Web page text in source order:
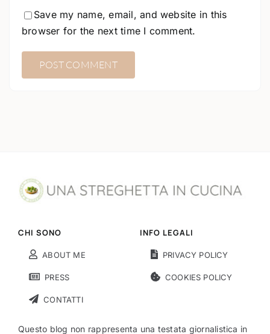
Save my name, email, and website in this
browser for the next time I comment.
CHI SONO
ABOUT ME
PRESS
CONTATTI
INFO LEGALI
PRIVACY POLICY
COOKIES POLICY
Questo blog non rappresenta una testata giornalistica in